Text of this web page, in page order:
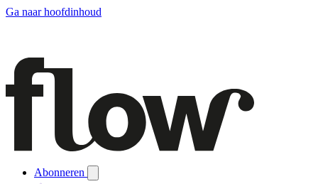
Ga naar hoofdinhoud
Abonneren